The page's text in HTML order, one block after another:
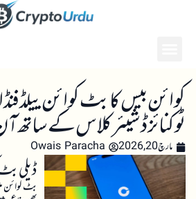
کوائن بیس کا بٹ کوائن ییلڈ
ٹوکنائزڈ شیئر کلاس کے ساتھ
مارچ 20, 2026 Owais Paracha
ڈیلی
بٹ کوائن